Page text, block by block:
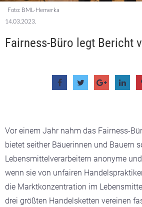
Foto: BML-Hemerka
14.03.2023.
Fairness-Büro legt Bericht
Vor einem Jahr nahm das Fairness-
bietet seither Bäuerinnen und Bauern
Lebensmittelverarbeitern anonyme
wenn sie von unfairen
die Marktkonzentration im
drei größten Handelsketten vereinen